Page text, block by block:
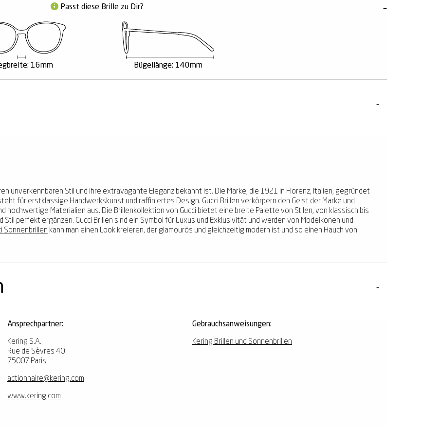
Passt diese Brille zu Dir?
16mm Bügellänge: 140mm
unverkennbaren Stil und ihre extravagante Eleganz bekannt ist. Die Marke, die 1921 in Florenz, Italien, gegründet
für erstklassige Handwerkskunst und raffiniertes Design. Gucci Brillen verkörpern den Geist der Marke und
hochwertige Materialien aus. Die Brillenkollektion von Gucci bietet eine breite Palette von Stilen, von klassisch bis
Stil perfekt ergänzen. Gucci Brillen sind ein Symbol für Luxus und Exklusivität und werden von Modeikonen und
Sonnenbrillen kann man einen Look kreieren, der glamourös und gleichzeitig modern ist und so einen Hauch von
Ansprechpartner:
Kering S.A.
Rue de Sèvres 40
75007 Paris
actionnaire@kering.com
www.kering.com
Gebrauchsanweisungen:
Kering Brillen und Sonnenbrillen